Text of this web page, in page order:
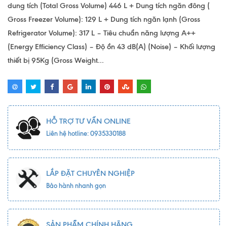
dung tích (Total Gross Volume) 446 L + Dung tích ngăn đông (
Gross Freezer Volume): 129 L + Dung tích ngăn lạnh (Gross
Refrigerator Volume): 317 L – Tiêu chuẩn năng lượng A++
(Energy Efficiency Class) – Độ ồn 43 dB(A) (Noise) – Khối lượng
thiết bị 95Kg (Gross Weight...
HỖ TRỢ TƯ VẤN ONLINE
Liên hệ hotline: 0935330188
LẮP ĐẶT CHUYÊN NGHIỆP
Bảo hành nhanh gọn